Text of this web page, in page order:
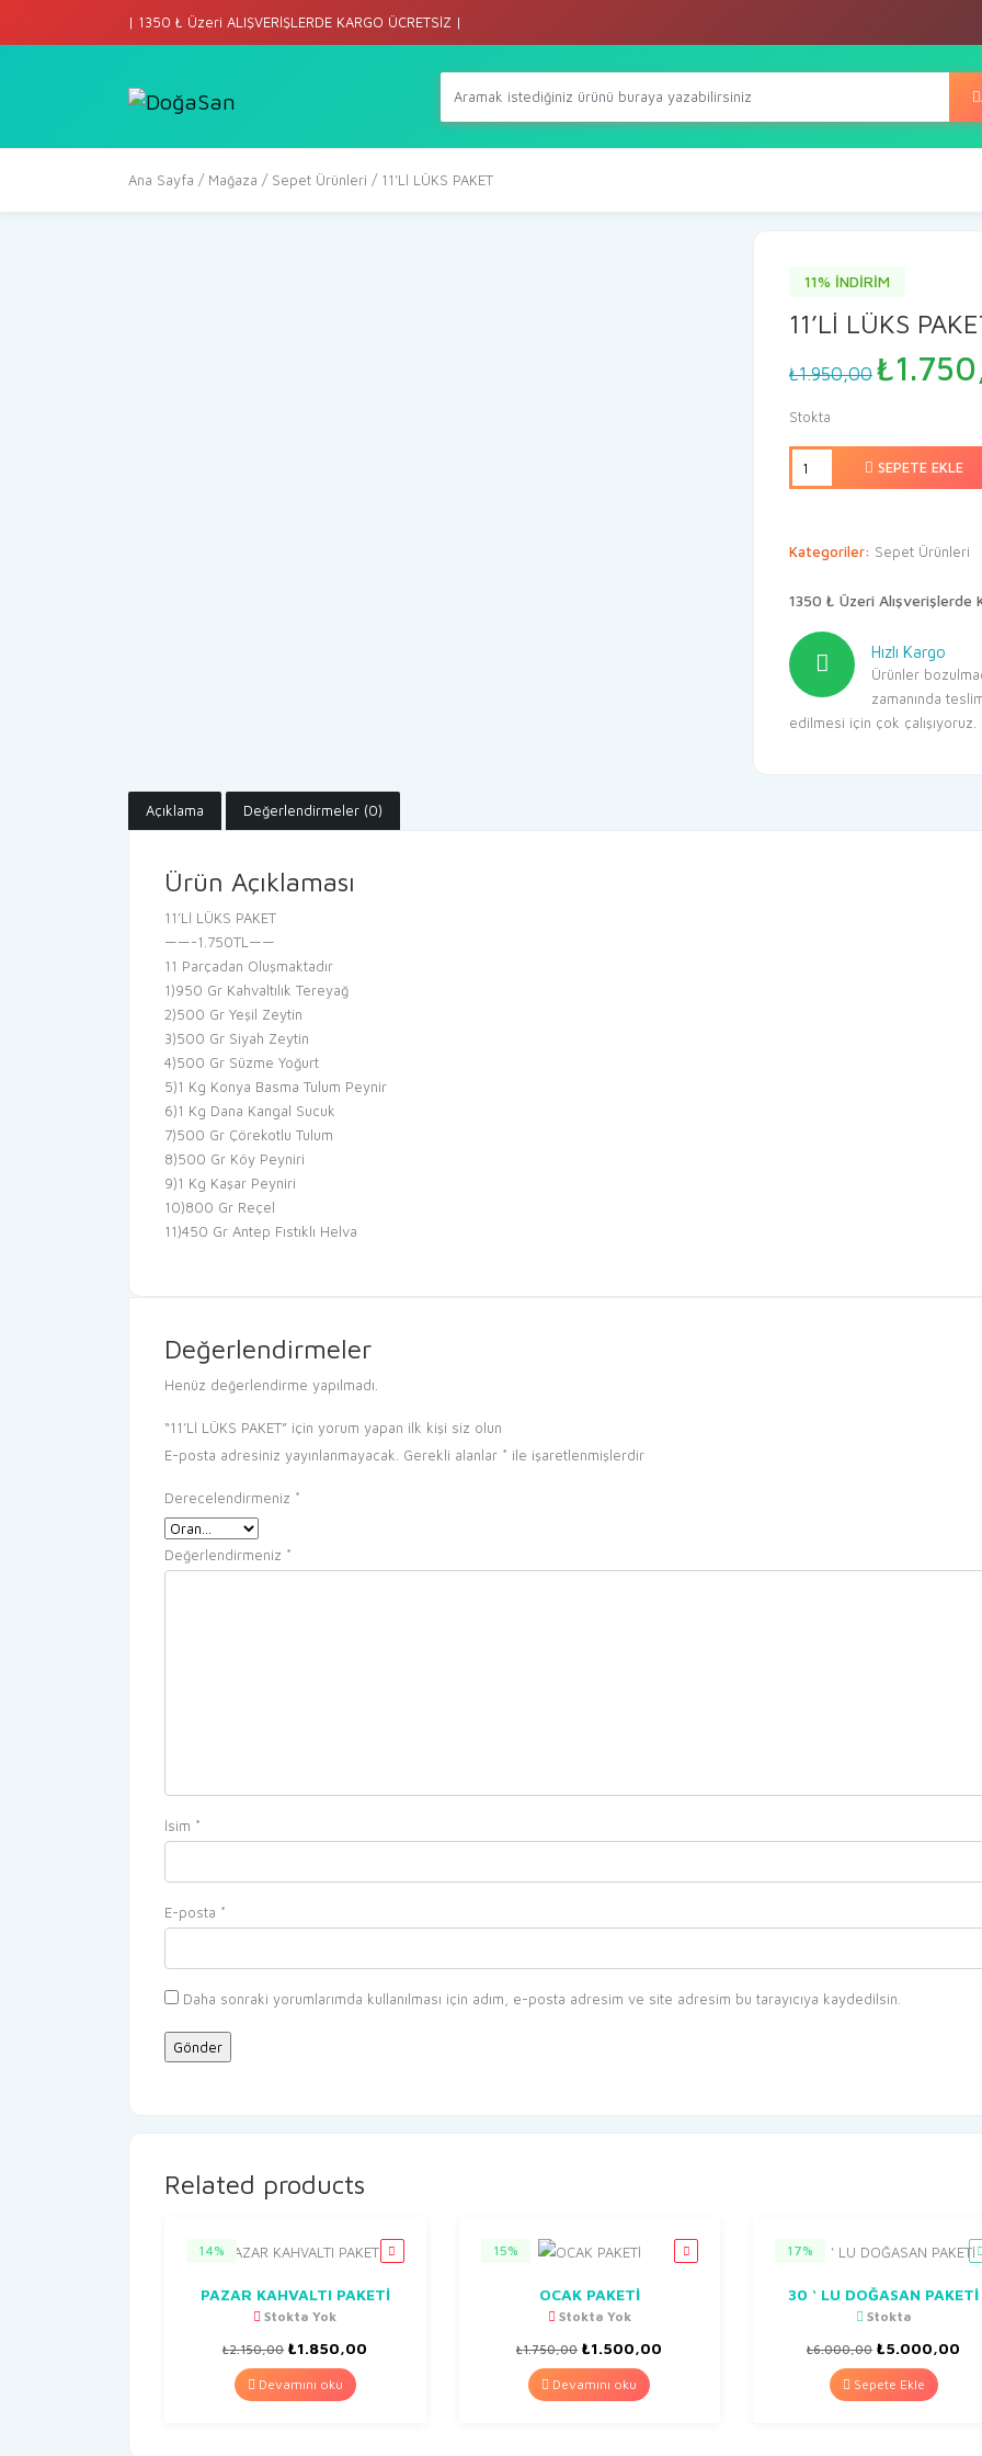
| 1350 ₺ Üzeri ALIŞVERİŞLERDE KARGO ÜCRETSİZ |
Ana Sayfa / Mağaza / Sepet Ürünleri / 11’Lİ LÜKS PAKET
11% İNDİRİM
11’Lİ LÜKS
₺1.950,00 Orijinal
fiyat:
₺
Stokta
SEPETE EKLE
Kategoriler: Sepet Ürünleri
1350 ₺ Üzeri Alışverişlerde
Hızlı Kargo
Ürünler
zamanında
edilmesi için çok çalışıyoruz.
Açıklama Değerlendirmeler (0)
Ürün Açıklaması
11’Lİ LÜKS PAKET
——-1.750TL——
11 Parçadan Oluşmaktadır
1)950 Gr Kahvaltılık Tereyağ
2)500 Gr Yeşil Zeytin
3)500 Gr Siyah Zeytin
4)500 Gr Süzme Yoğurt
5)1 Kg Konya Basma Tulum Peynir
6)1 Kg Dana Kangal Sucuk
7)500 Gr Çörekotlu Tulum
8)500 Gr Köy Peyniri
9)1 Kg Kaşar Peyniri
10)800 Gr Reçel
11)450 Gr Antep Fıstıklı Helva
Değerlendirmeler
Henüz değerlendirme yapılmadı.
“11’Lİ LÜKS PAKET” için yorum yapan ilk kişi siz olun
E-posta adresiniz yayınlanmayacak. Gerekli alanlar * ile işaretlenmişlerdir
Derecelendirmeniz *
Değerlendirmeniz *
İsim *
E-posta *
Daha sonraki yorumlarımda kullanılması için adım, e-posta adresim ve site adresim bu tarayıcıya kaydedilsin.
Related products
14%
PAZAR KAHVALTI PAKETİ
Stokta Yok
₺2.150,00 Orijinal
fiyat:
₺2.150,00.
₺1.850,00
Devamını oku
15%
OCAK PAKETİ
Stokta Yok
₺1.750,00 Orijinal
fiyat:
₺1.750,00.
₺1.500,00
Devamını oku
17%
30 ‘ LU DOĞASAN PAKETİ
Stokta
₺6.000,00 Orijinal
fiyat:
₺6.000,00.
₺5.000,00
Sepete Ekle